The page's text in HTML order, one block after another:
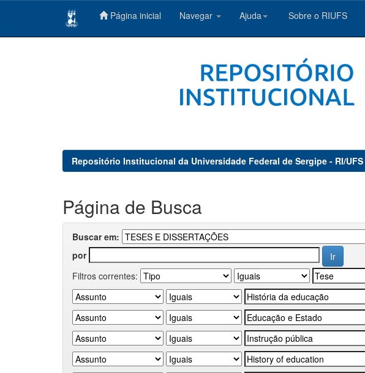
Página inicial Navegar Ajuda Sobre o RIUFS
Repositório Institucional da Universidade Federal de Sergipe - RI/UFS
Página de Busca
Buscar em:
por
Filtros correntes: